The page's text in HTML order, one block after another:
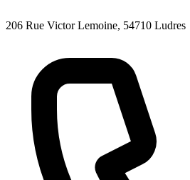
206 Rue Victor Lemoine, 54710 Ludres